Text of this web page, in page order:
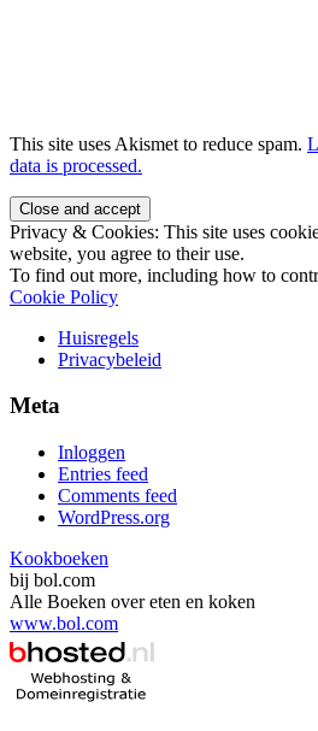
This site uses Akismet to reduce spam.
data is processed.
Privacy & Cookies: This site uses
website, you agree to their use.
To find out more, including how to
Cookie Policy
Huisregels
Privacybeleid
Meta
Inloggen
Entries feed
Comments feed
WordPress.org
Kookboeken
bij bol.com
Alle Boeken over eten en koken
www.bol.com